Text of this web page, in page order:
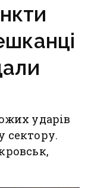
ударів
сектору.